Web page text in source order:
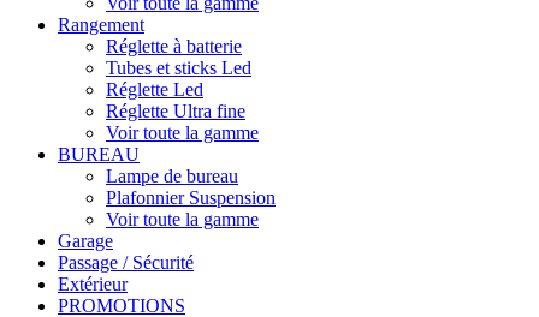
Rangement
Réglette à batterie
Tubes et sticks Led
Réglette Led
Réglette Ultra fine
Voir toute la gamme
BUREAU
Lampe de bureau
Plafonnier Suspension
Voir toute la gamme
Garage
Passage / Sécurité
Extérieur
PROMOTIONS